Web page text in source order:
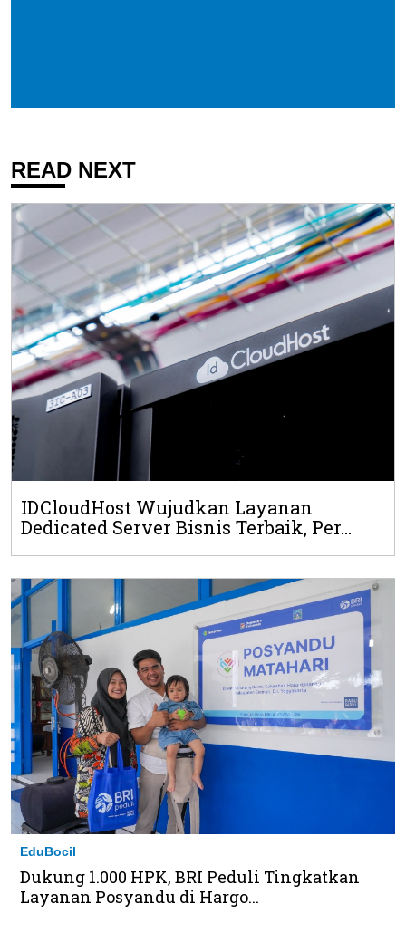
READ NEXT
IDCloudHost Wujudkan Layanan
Dedicated Server Bisnis Terbaik, Per...
EduBocil
Dukung 1.000 HPK, BRI Peduli Tingkatkan
Layanan Posyandu di Hargo...